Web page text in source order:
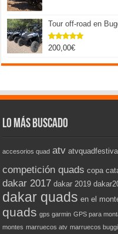
Tour off-road en
Valorado
de 5
200,00€
Lo más buscado
accesorios quad atv atvquadfestival
competición quads copa
dakar 2017 dakar 2019
dakar quads en el
quads gps garmin GPS para
montes marruecos atv marruecos